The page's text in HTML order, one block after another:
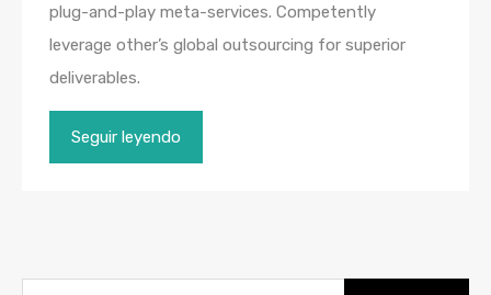
plug-and-play meta-services. Competently
leverage other’s global outsourcing for superior
deliverables.
Seguir leyendo